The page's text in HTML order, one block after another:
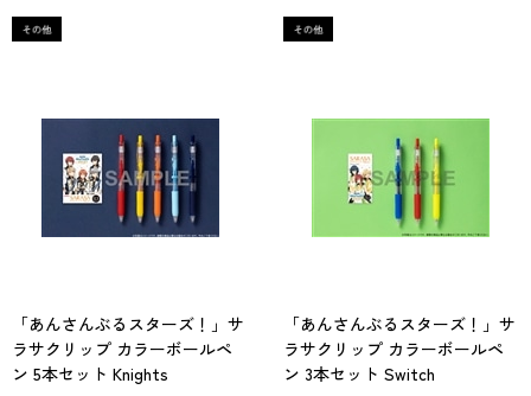
「あんさんぶるスターズ！」サ
ラサクリップ カラーボールペ
ン 5本セット Knights
「あんさんぶるスターズ！」サ
ラサクリップ カラーボールペ
ン 3本セット Switch